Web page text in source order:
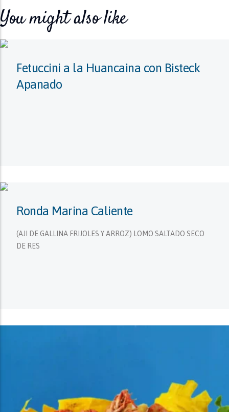
You might also like
Fetuccini a la Huancaina con Bisteck
Apanado
Ronda Marina Caliente
(AJI DE GALLINA FRIJOLES Y ARROZ) LOMO SALTADO SECO
DE RES